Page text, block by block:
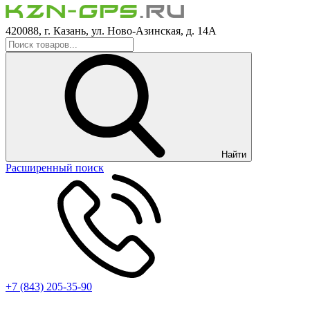
420088, г. Казань, ул. Ново-Азинская, д. 14А
Найти
Расширенный поиск
+7 (843) 205-35-90